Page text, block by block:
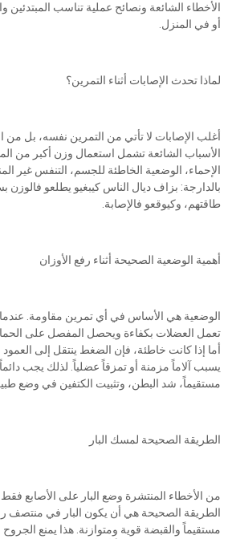
الأخطاء الشائعة ونصائح عملية تناسب المبتدئين
أو في المنزل.
لماذا تحدث الإصابات أثناء التمرين؟
أغلب الإصابات لا تأتي من التمرين نفسه، بل من
الأسباب الشائعة تشمل استعمال وزن أكبر من
الإحماء، الوضعية الخاطئة للجسم، التنفس غير
بالدارجة: بزاف ديال الناس كيبغيو يطلعو
طاقتهم، وكيوقعو فالإصابة.
أهمية الوضعية الصحيحة أثناء رفع الأوزان
الوضعية هي الأساس في أي تمرين مقاومة.
تعمل العضلات بكفاءة ويحصل المفصل على
أما إذا كانت خاطئة، فإن الضغط ينتقل إلى
يسبب آلاماً مزمنة أو تمزقاً عضلياً. لذلك يجب
مستقيماً، شد البطن، وتثبيت الكتفين في وضع
الطريقة الصحيحة لمسك البار
من الأخطاء المنتشرة وضع البار على الأصابع فقط
الطريقة الصحيحة هي أن يكون البار في منتصف
مستقيماً والقبضة قوية ومتوازنة. هذا يمنع